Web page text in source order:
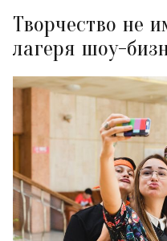
Творчество не
лагеря шоу-